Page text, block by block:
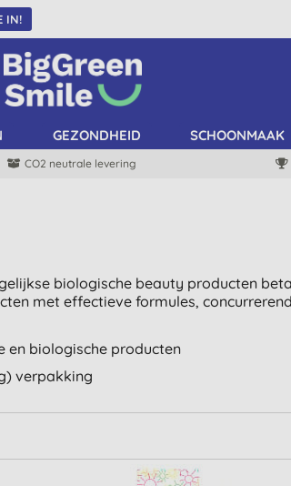
IN!
GEZONDHEID SCHOONMAAK
CO2 neutrale levering
biologische beauty producten
met effectieve formules,
en biologische producten
verpakking